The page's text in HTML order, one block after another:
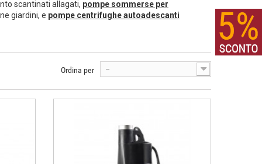
scantinati allagati, pompe sommerse per
giardini, e pompe centrifughe autoadescanti
Ordina per --